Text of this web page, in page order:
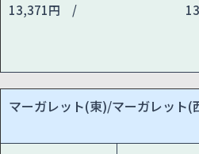
13,371円 /
マーガレット(東)/マーガレット(